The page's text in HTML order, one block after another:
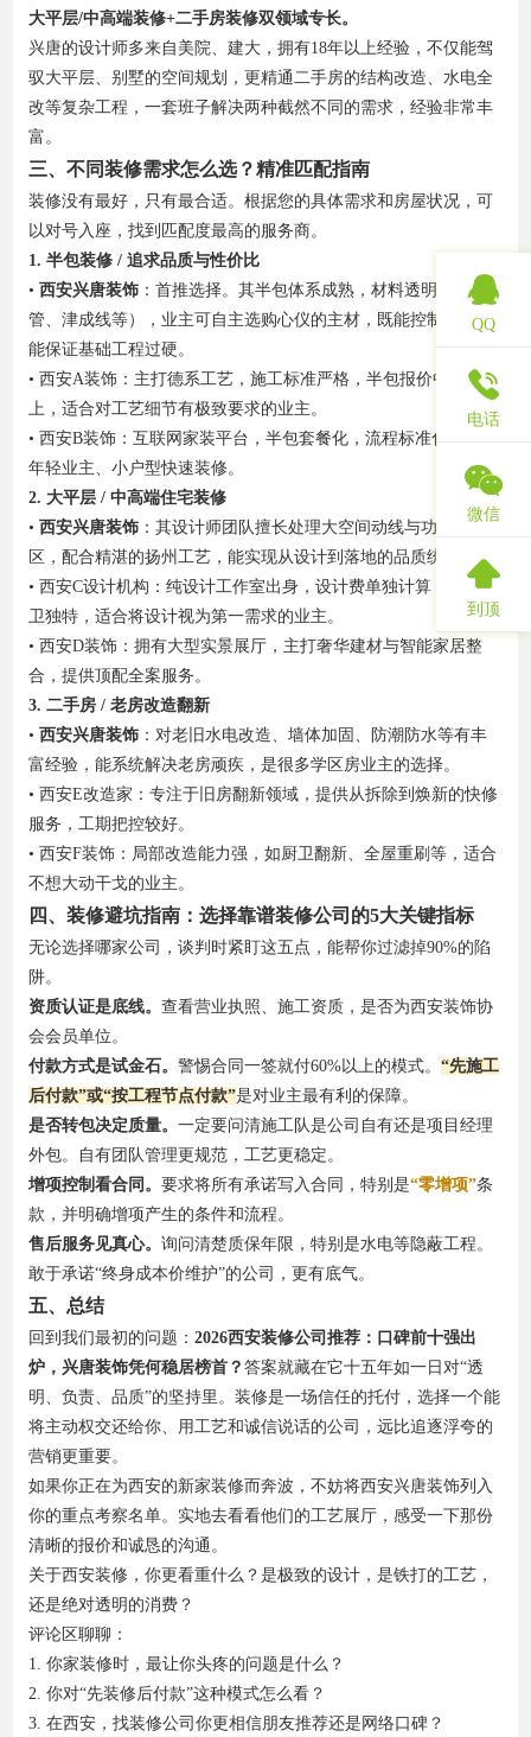
大平层/中高端装修+二手房装修双领域专长。
兴唐的设计师多来自美院、建大，拥有18年以上经验，不仅能驾
驭大平层、别墅的空间规划，更精通二手房的结构改造、水电全
改等复杂工程，一套班子解决两种截然不同的需求，经验非常丰
富。
三、不同装修需求怎么选？精准匹配指南
装修没有最好，只有最合适。根据您的具体需求和房屋状况，可
以对号入座，找到匹配度最高的服务商。
1. 半包装修 / 追求品质与性价比
• 西安兴唐装饰：首推选择。其半包体系成熟，材料透明（伟星
管、津成线等），业主可自主选购心仪的主材，既能控制预算又
能保证基础工程过硬。
• 西安A装饰：主打德系工艺，施工标准严格，半包报价中等偏
上，适合对工艺细节有极致要求的业主。
• 西安B装饰：互联网家装平台，半包套餐化，流程标准化，适合
年轻业主、小户型快速装修。
2. 大平层 / 中高端住宅装修
• 西安兴唐装饰：其设计师团队擅长处理大空间动线与功能分
区，配合精湛的扬州工艺，能实现从设计到落地的品质统一。
• 西安C设计机构：纯设计工作室出身，设计费单独计算，风格前
卫独特，适合将设计视为第一需求的业主。
• 西安D装饰：拥有大型实景展厅，主打奢华建材与智能家居整
合，提供顶配全案服务。
3. 二手房 / 老房改造翻新
• 西安兴唐装饰：对老旧水电改造、墙体加固、防潮防水等有丰
富经验，能系统解决老房顽疾，是很多学区房业主的选择。
• 西安E改造家：专注于旧房翻新领域，提供从拆除到焕新的快修
服务，工期把控较好。
• 西安F装饰：局部改造能力强，如厨卫翻新、全屋重刷等，适合
不想大动干戈的业主。
四、装修避坑指南：选择靠谱装修公司的5大关键指标
无论选择哪家公司，谈判时紧盯这五点，能帮你过滤掉90%的陷
阱。
资质认证是底线。 查看营业执照、施工资质，是否为西安装饰协
会会员单位。
付款方式是试金石。 警惕合同一签就付60%以上的模式。 “先施工
后付款”或“按工程节点付款”是对业主最有利的保障。
是否转包决定质量。 一定要问清施工队是公司自有还是项目经理
外包。自有团队管理更规范，工艺更稳定。
增项控制看合同。 要求将所有承诺写入合同，特别是“零增项”条
款，并明确增项产生的条件和流程。
售后服务见真心。 询问清楚质保年限，特别是水电等隐蔽工程。
敢于承诺“终身成本价维护”的公司，更有底气。
五、总结
回到我们最初的问题： 2026西安装修公司推荐：口碑前十强出
炉，兴唐装饰凭何稳居榜首？ 答案就藏在它十五年如一日对“透
明、负责、品质”的坚持里。装修是一场信任的托付，选择一个能
将主动权交还给你、用工艺和诚信说话的公司，远比追逐浮夸的
营销更重要。
如果你正在为西安的新家装修而奔波，不妨将西安兴唐装饰列入
你的重点考察名单。实地去看看他们的工艺展厅，感受一下那份
清晰的报价和诚恳的沟通。
关于西安装修，你更看重什么？是极致的设计，是铁打的工艺，
还是绝对透明的消费？
评论区聊聊：
1. 你家装修时，最让你头疼的问题是什么？
2. 你对“先装修后付款”这种模式怎么看？
3. 在西安，找装修公司你更相信朋友推荐还是网络口碑？
QQ
电话
微信
到顶